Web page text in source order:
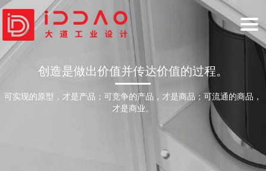
HOME
首页
INDUSTRIAL DESIGN
创造是做出价值并传达价值的过程。
可实现的原型，才是产品；可竞争的产品，才是商品；可流通的商品，
才是商业。